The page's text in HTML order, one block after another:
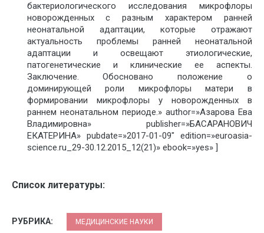
бактериологического исследования микрофлоры
новорожденных с разным характером ранней
неонатальной адаптации, которые отражают
актуальность проблемы ранней неонатальной
адаптации и освещают этиологические,
патогенетические и клинические ее аспекты.
Заключение. Обосновано положение о
доминирующей роли микрофлоры матери в
формировании микрофлоры у новорожденных в
раннем неонатальном периоде.» author=»Азарова Ева
Владимировна» publisher=»БАСАРАНОВИЧ
ЕКАТЕРИНА» pubdate=»2017-01-09″ edition=»euroasia-
science.ru_29-30.12.2015_12(21)» ebook=»yes» ]
Список литературы:
РУБРИКА: МЕДИЦИНСКИЕ НАУКИ